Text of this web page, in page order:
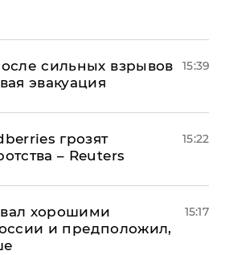
сильных взрывов
эвакуация
15:39
грозят
– Reuters
15:22
хорошими
и предположил,
15:17